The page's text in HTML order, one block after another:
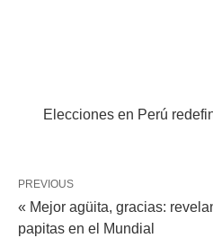
Elecciones en Perú
PREVIOUS
« Mejor agüita, gracias:
papitas en el Mundial